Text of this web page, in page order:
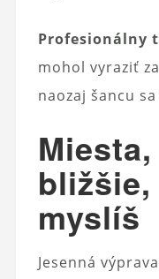
Profesionálny
mohol vyraziť
naozaj šancu
myslíš
Jesenná